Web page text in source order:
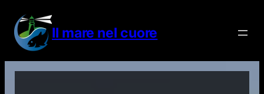
contenuto
Il mare nel cuore